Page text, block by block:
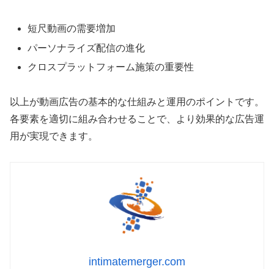
短尺動画の需要増加
パーソナライズ配信の進化
クロスプラットフォーム施策の重要性
以上が動画広告の基本的な仕組みと運用のポイントです。
各要素を適切に組み合わせることで、より効果的な広告運
用が実現できます。
intimatemerger.com